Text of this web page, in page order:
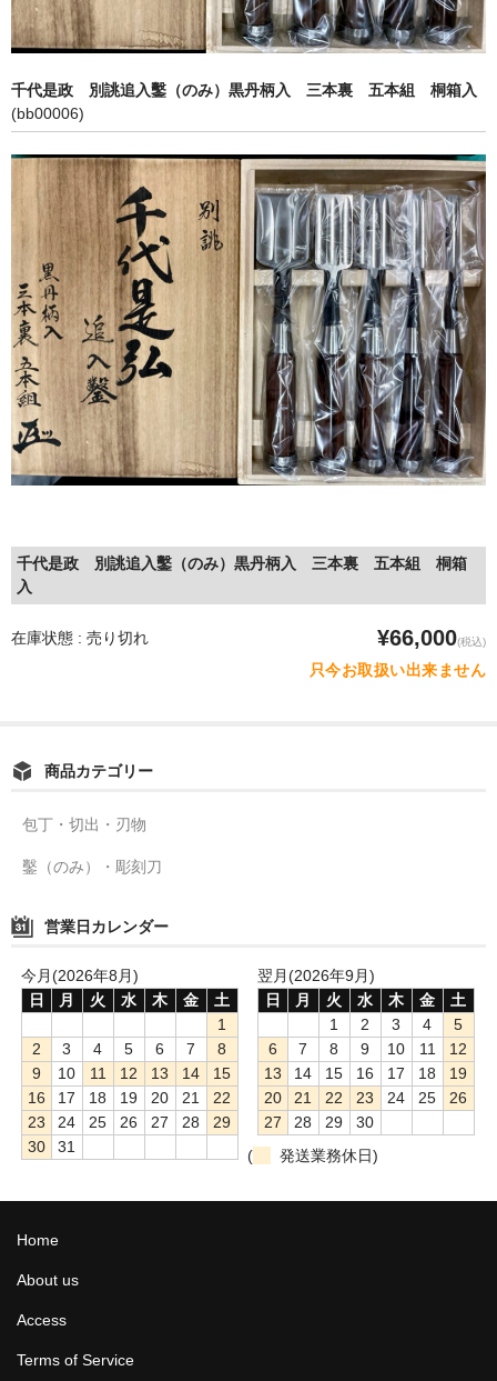
個人情報保護方針
特定商取引法に基づく表記
カート
お問い合わせ
千代是政 別誂追入鑿（のみ）黒丹柄入 三本裏 五本組 桐箱入
(bb00006)
千代是政 別誂追入鑿（のみ）黒丹柄入 三本裏 五本組 桐箱
入
在庫状態 : 売り切れ ¥66,000(税込)
只今お取扱い出来ません
商品カテゴリー
包丁・切出・刃物
鑿（のみ）・彫刻刀
営業日カレンダー
今月(2026年8月)
日
月 火 水 木 金
土
1
2
3 4 5 6 7
8
9
10 11 12 13 14
15
16
17 18 19 20 21
22
23
24 25 26 27 28
29
30
31
翌月(2026年9月)
日
月 火 水 木 金
土
1
2 3 4
5
6
7 8 9 10 11
12
13
14 15 16 17 18
19
20
21 22 23 24 25
26
27
28 29
30
(
発送業務休日)
Home
About us
Access
Terms of Service